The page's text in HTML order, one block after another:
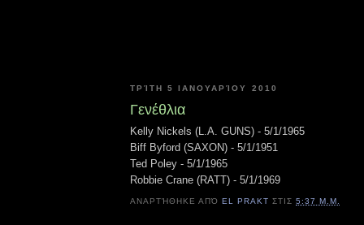
ΤΡΊΤΗ 5 ΙΑΝΟΥΑΡΊΟΥ 2010
Γενέθλια
Kelly Nickels (L.A. GUNS) - 5/1/1965
Biff Byford (SAXON) - 5/1/1951
Ted Poley - 5/1/1965
Robbie Crane (RATT) - 5/1/1969
ΑΝΑΡΤΉΘΗΚΕ ΑΠΌEL PRAKT ΣΤΙΣ5:37 Μ.Μ.